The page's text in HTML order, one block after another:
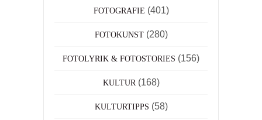
FOTOGRAFIE (401)
FOTOKUNST(280)
FOTOLYRIK & FOTOSTORIES (156)
KULTUR (168)
KULTURTIPPS (58)